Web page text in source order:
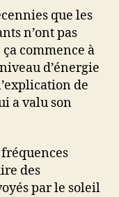
que les
n’ont pas
commence à
d’énergie
de
a valu son
des
par le soleil